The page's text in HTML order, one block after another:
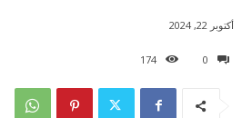
0
174
أكتوبر 22, 2024